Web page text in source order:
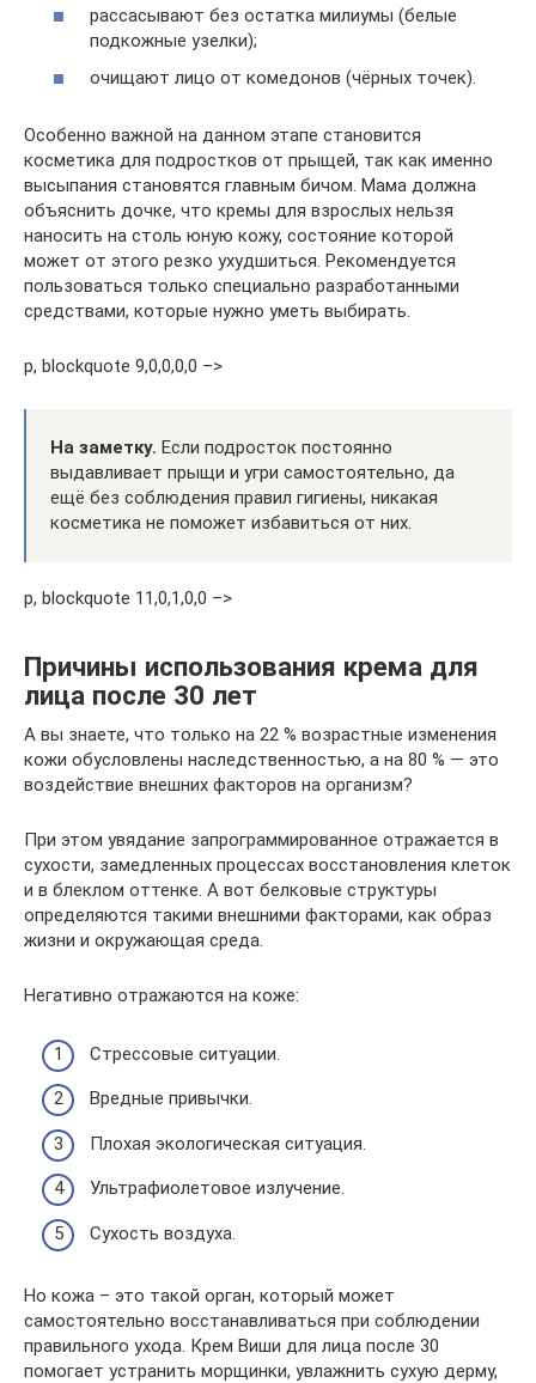
рассасывают без остатка милиумы (белые
подкожные узелки);
очищают лицо от комедонов (чёрных точек).
Особенно важной на данном этапе становится
косметика для подростков от прыщей, так как именно
высыпания становятся главным бичом. Мама должна
объяснить дочке, что кремы для взрослых нельзя
наносить на столь юную кожу, состояние которой
может от этого резко ухудшиться. Рекомендуется
пользоваться только специально разработанными
средствами, которые нужно уметь выбирать.
p, blockquote 9,0,0,0,0 –>
На заметку. Если подросток постоянно
выдавливает прыщи и угри самостоятельно, да
ещё без соблюдения правил гигиены, никакая
косметика не поможет избавиться от них.
p, blockquote 11,0,1,0,0 –>
Причины использования крема для
лица после 30 лет
А вы знаете, что только на 22 % возрастные изменения
кожи обусловлены наследственностью, а на 80 % — это
воздействие внешних факторов на организм?
При этом увядание запрограммированное отражается в
сухости, замедленных процессах восстановления клеток
и в блеклом оттенке. А вот белковые структуры
определяются такими внешними факторами, как образ
жизни и окружающая среда.
Негативно отражаются на коже:
Стрессовые ситуации.
Вредные привычки.
Плохая экологическая ситуация.
Ультрафиолетовое излучение.
Сухость воздуха.
Но кожа – это такой орган, который может
самостоятельно восстанавливаться при соблюдении
правильного ухода. Крем Виши для лица после 30
помогает устранить морщинки, увлажнить сухую дерму,